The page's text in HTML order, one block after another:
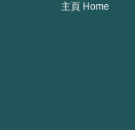
主頁 Home